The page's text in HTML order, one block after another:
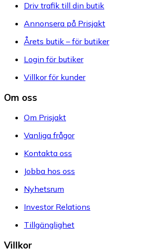
Driv trafik till din butik
Annonsera på Prisjakt
Årets butik – för butiker
Login för butiker
Villkor för kunder
Om oss
Om Prisjakt
Vanliga frågor
Kontakta oss
Jobba hos oss
Nyhetsrum
Investor Relations
Tillgänglighet
Villkor